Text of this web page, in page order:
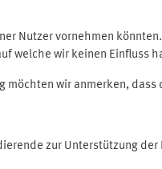
Nutzer vornehmen
welche wir keinen Einfluss
wir anmerken,
zur Unterstützung der